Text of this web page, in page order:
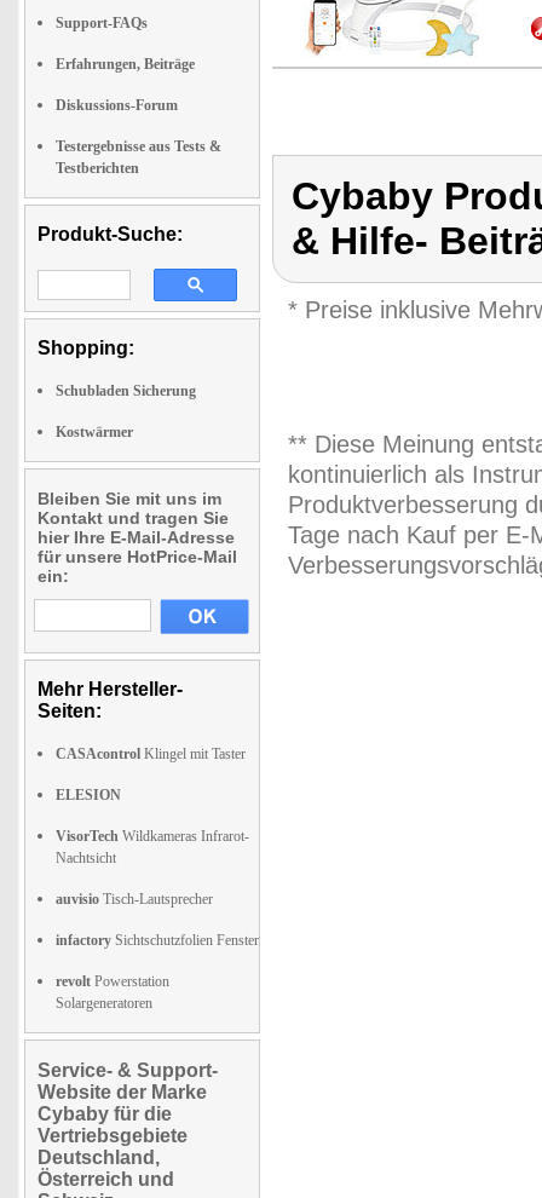
Support-FAQs
Erfahrungen, Beiträge
Diskussions-Forum
Testergebnisse aus Tests &
Testberichten
Produkt-Suche:
Shopping:
Schubladen Sicherung
Kostwärmer
Bleiben Sie mit uns im
Kontakt und tragen Sie
hier Ihre E-Mail-Adresse
für unsere HotPrice-Mail
ein:
Mehr Hersteller-
Seiten:
CASAcontrol Klingel mit Taster
ELESION
VisorTech Wildkameras Infrarot-
Nachtsicht
auvisio Tisch-Lautsprecher
infactory Sichtschutzfolien Fenster
revolt Powerstation
Solargeneratoren
Service- & Support-
Website der Marke
Cybaby für die
Vertriebsgebiete
Deutschland,
Österreich und
Cybaby
& Hilfe-
* Preise inklusive
** Diese Meinung
kontinuierlich als
Produktverbesserung
Tage nach Kauf per E-